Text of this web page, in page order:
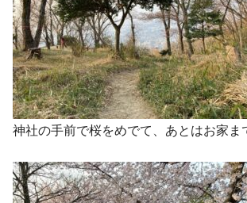
神社の手前で桜をめでて、あとはお家ま